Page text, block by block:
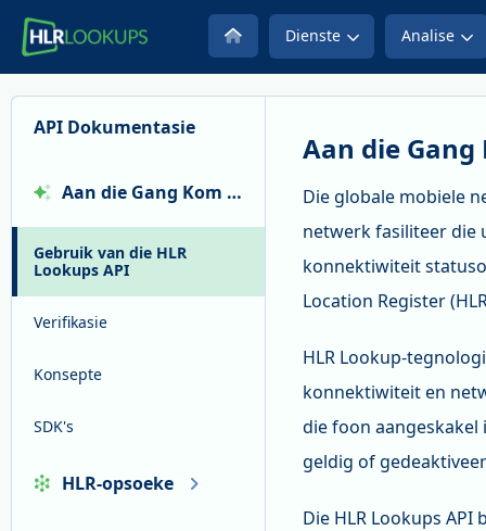
Dienste Analise
API Dokumentasie
Aan die Gang Kom
Gebruik van die HLR
Lookups API
Verifikasie
Konsepte
SDK's
HLR-opsoeke
Aan die Gang
Die globale mobiele
netwerk fasiliteer die
konnektiwiteit
Location Register
HLR Lookup-
konnektiwiteit en
die foon
geldig of
Die HLR Lookups